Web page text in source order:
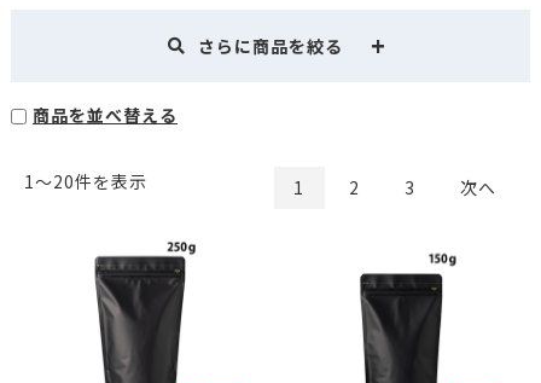
さらに商品を絞る
商品を並べ替える
1〜20件を表示 1 2 3 次へ